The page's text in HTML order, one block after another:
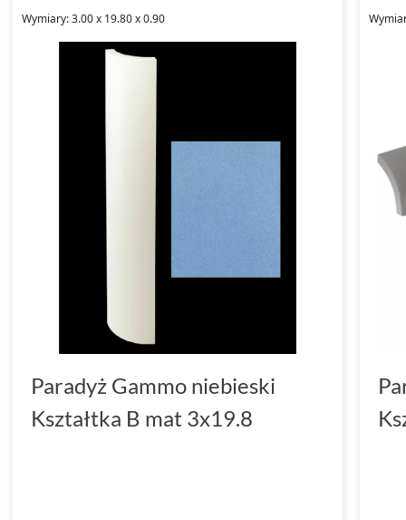
Wymiary: 3.00 x 19.80 x 0.90
Paradyż Gammo niebieski
Kształtka B mat 3x19.8